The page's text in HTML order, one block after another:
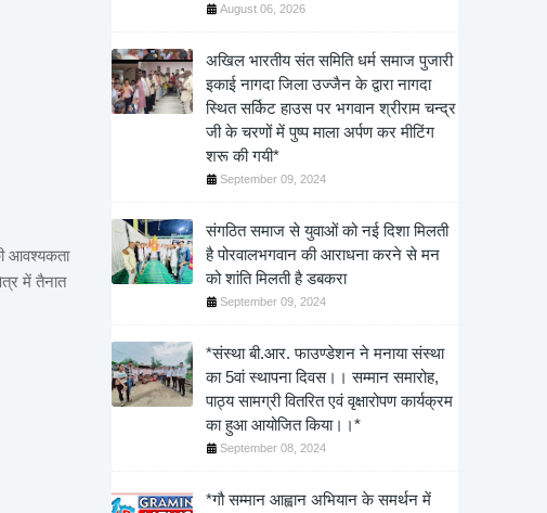
आवश्यकता
में तैनात
August 06, 2026
अखिल भारतीय संत समिति धर्म समाज पुजारी
इकाई नागदा जिला उज्जैन के द्वारा नागदा
स्थित सर्किट हाउस पर भगवान श्रीराम चन्द्र
जी के चरणों में पुष्प माला अर्पण कर मीटिंग
शरू की गयी*
September 09, 2024
संगठित समाज से युवाओं को नई दिशा मिलती
है पोरवालभगवान की आराधना करने से मन
को शांति मिलती है डबकरा
September 09, 2024
*संस्था बी.आर. फाउण्डेशन ने मनाया संस्था
का 5वां स्थापना दिवस।। सम्मान समारोह,
पाठ्य सामग्री वितरित एवं वृक्षारोपण कार्यक्रम
का हुआ आयोजित किया।।*
September 08, 2024
*गौ सम्मान आह्वान अभियान के समर्थन में